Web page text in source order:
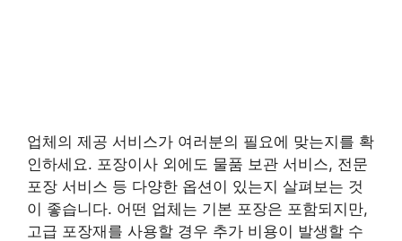
업체의 제공 서비스가 여러분의 필요에 맞는지를 확
인하세요. 포장이사 외에도 물품 보관 서비스, 전문
포장 서비스 등 다양한 옵션이 있는지 살펴보는 것
이 좋습니다. 어떤 업체는 기본 포장은 포함되지만,
고급 포장재를 사용할 경우 추가 비용이 발생할 수